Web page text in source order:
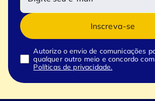
Inscreva-se
Autorizo o envio de comunicações
qualquer outro meio e concordo
Políticas de privacidade.